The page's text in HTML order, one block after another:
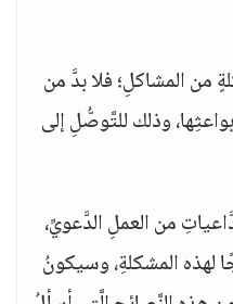
من المشاكلِ؛ فلا بدَّ من
وذلك للتَّوصُّلِ إلى
من العملِ الدَّعويِّ،
لهذه المشكلةِ، وسيكونُ